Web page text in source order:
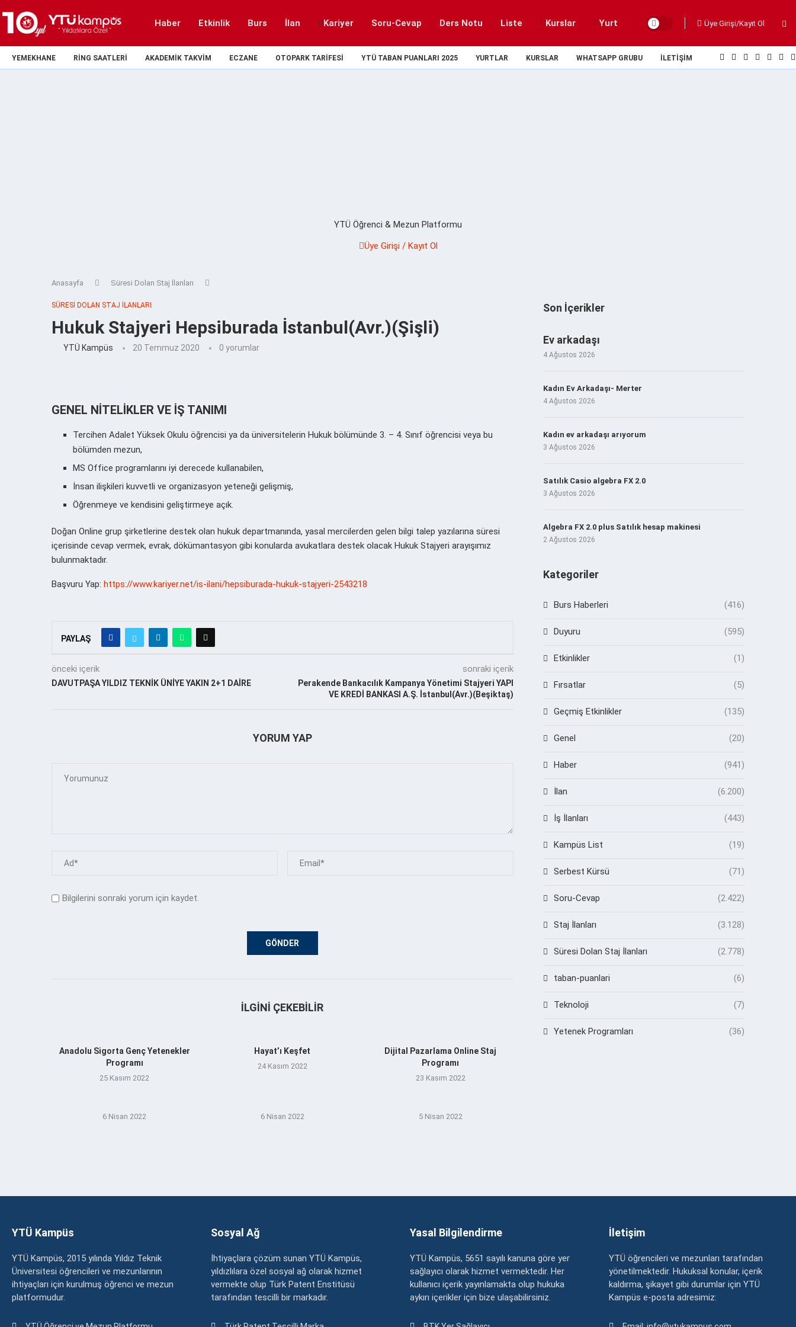
Haber Etkinlik Burs İlan Kariyer Soru-Cevap Ders Notu Liste Kurslar Yurt Üye Girişi/Kayıt Ol
YEMEKHANE RING SAATLERI AKADEMIK TAKVIM ECZANE OTOPARK TARIFESI YTÜ TABAN PUANLARI 2025 YURTLAR KURSLAR WHATSAPP GRUBU İLETIŞIM
YTÜ Öğrenci & Mezun Platformu
Üye Girişi / Kayıt Ol
Anasayfa Süresi Dolan Staj İlanları
SÜRESI DOLAN STAJ İLANLARI
Hukuk Stajyeri Hepsiburada İstanbul(Avr.)(Şişli)
YTÜ Kampüs 20 Temmuz 2020 0 yorumlar
GENEL NİTELİKLER VE İŞ TANIMI
Tercihen Adalet Yüksek Okulu öğrencisi ya da üniversitelerin Hukuk bölümünde 3. – 4. Sınıf öğrencisi veya bu
bölümden mezun,
MS Office programlarını iyi derecede kullanabilen,
İnsan ilişkileri kuvvetli ve organizasyon yeteneği gelişmiş,
Öğrenmeye ve kendisini geliştirmeye açık.
Doğan Online grup şirketlerine destek olan hukuk departmanında, yasal mercilerden gelen bilgi talep yazılarına süresi
içerisinde cevap vermek, evrak, dökümantasyon gibi konularda avukatlara destek olacak Hukuk Stajyeri arayışımız
bulunmaktadır.
Başvuru Yap: https://www.kariyer.net/is-ilani/hepsiburada-hukuk-stajyeri-2543218
PAYLAŞ
önceki içerik
DAVUTPAŞA YILDIZ TEKNİK ÜNİYE YAKIN 2+1 DAİRE
sonraki içerik
Perakende Bankacılık Kampanya Yönetimi Stajyeri YAPI
VE KREDİ BANKASI A.Ş. İstanbul(Avr.)(Beşiktaş)
YORUM YAP
Bilgilerini sonraki yorum için kaydet.
İLGINI ÇEKEBILIR
Anadolu Sigorta Genç Yetenekler
Programı
25 Kasım 2022
Hayat’ı Keşfet
24 Kasım 2022
Dijital Pazarlama Online Staj
Programı
23 Kasım 2022
6 Nisan 2022 6 Nisan 2022 5 Nisan 2022
Son İçerikler
Ev arkadaşı
4 Ağustos 2026
Kadın Ev Arkadaşı- Merter
4 Ağustos 2026
Kadın ev arkadaşı arıyorum
3 Ağustos 2026
Satılık Casio algebra FX 2.0
3 Ağustos 2026
Algebra FX 2.0 plus Satılık hesap makinesi
2 Ağustos 2026
Kategoriler
Burs Haberleri (416)
Duyuru (595)
Etkinlikler (1)
Fırsatlar (5)
Geçmiş Etkinlikler (135)
Genel (20)
Haber (941)
İlan (6.200)
İş İlanları (443)
Kampüs List (19)
Serbest Kürsü (71)
Soru-Cevap (2.422)
Staj İlanları (3.128)
Süresi Dolan Staj İlanları (2.778)
taban-puanlari (6)
Teknoloji (7)
Yetenek Programları (36)
YTÜ Kampüs
YTÜ Kampüs, 2015 yılında Yıldız Teknik
Üniversitesi öğrencileri ve mezunlarının
ihtiyaçları için kurulmuş öğrenci ve mezun
platformudur.
Sosyal Ağ
İhtiyaçlara çözüm sunan YTÜ Kampüs,
yıldızlılara özel sosyal ağ olarak hizmet
vermekte olup Türk Patent Enstitüsü
tarafından tescilli bir markadır.
Yasal Bilgilendirme
YTÜ Kampüs, 5651 sayılı kanuna göre yer
sağlayıcı olarak hizmet vermektedir. Her
kullanıcı içerik yayınlamakta olup hukuka
aykırı içerikler için bize ulaşabilirsiniz.
İletişim
YTÜ öğrencileri ve mezunları tarafından
yönetilmektedir. Hukuksal konular, içerik
kaldırma, şikayet gibi durumlar için YTÜ
Kampüs e-posta adresimiz: